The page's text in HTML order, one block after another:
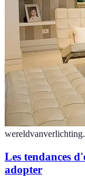
Les tendances
adopter